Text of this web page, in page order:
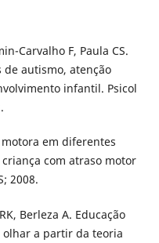
Carvalho F, Paula CS.
de autismo, atenção
infantil. Psicol
em diferentes
com atraso motor
2008.
Berleza A. Educação
a partir da teoria